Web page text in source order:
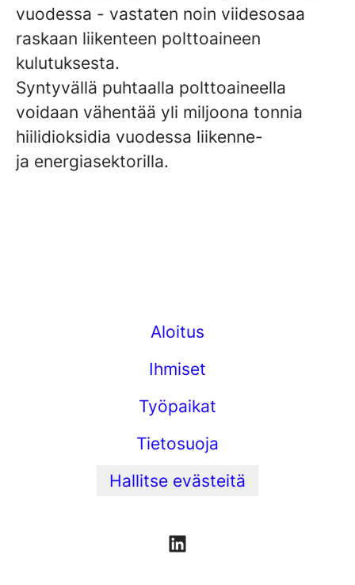
vuodessa - vastaten noin viidesosaa
raskaan liikenteen polttoaineen
kulutuksesta.
Syntyvällä puhtaalla polttoaineella
voidaan vähentää yli miljoona tonnia
hiilidioksidia vuodessa liikenne-
ja energiasektorilla.
Aloitus
Ihmiset
Työpaikat
Tietosuoja
Hallitse evästeitä